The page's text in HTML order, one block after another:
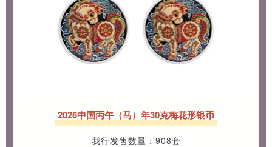
2026中国丙午（马）年30克梅花形银币
我行发售数量：908套